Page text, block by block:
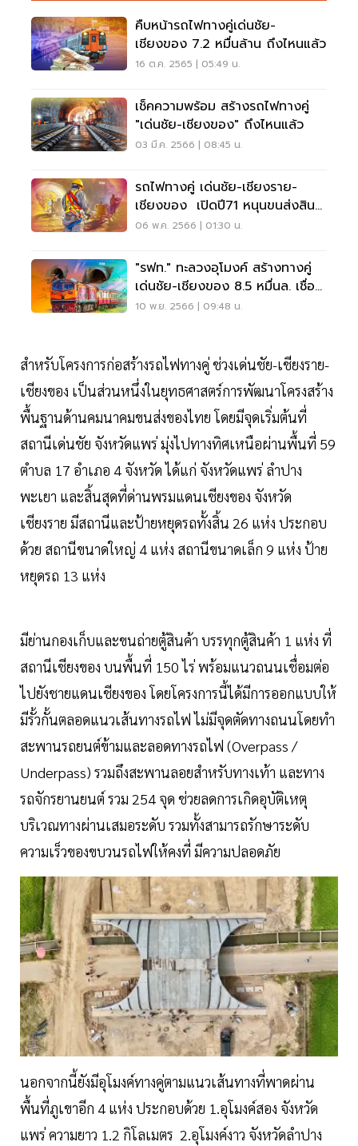
คืบหน้ารถไฟทางคู่เด่นชัย-
เชียงของ 7.2 หมื่นล้าน ถึงไหนแล้ว
16 ต.ค. 2565 | 05:49 น.
เช็คความพร้อม สร้างรถไฟทางคู่
"เด่นชัย-เชียงของ" ถึงไหนแล้ว
03 มี.ค. 2566 | 08:45 น.
รถไฟทางคู่ เด่นชัย-เชียงราย-
เชียงของ เปิดปี71 หนุนขนส่งสิน
ค้าสปป.ลาว-จีน
06 พ.ค. 2566 | 01:30 น.
"รฟท." ทะลวงอุโมงค์ สร้างทางคู่
เด่นชัย-เชียงของ 8.5 หมื่นล. เชื่อม
2 จังหวัด
10 พ.ย. 2566 | 09:48 น.
สำหรับโครงการก่อสร้างรถไฟทางคู่ ช่วงเด่นชัย-เชียงราย-
เชียงของ เป็นส่วนหนึ่งในยุทธศาสตร์การพัฒนาโครงสร้าง
พื้นฐานด้านคมนาคมขนส่งของไทย โดยมีจุดเริ่มต้นที่
สถานีเด่นชัย จังหวัดแพร่ มุ่งไปทางทิศเหนือผ่านพื้นที่ 59
ตำบล 17 อำเภอ 4 จังหวัด ได้แก่ จังหวัดแพร่ ลำปาง
พะเยา และสิ้นสุดที่ด่านพรมแดนเชียงของ จังหวัด
เชียงราย มีสถานีและป้ายหยุดรถทั้งสิ้น 26 แห่ง ประกอบ
ด้วย สถานีขนาดใหญ่ 4 แห่ง สถานีขนาดเล็ก 9 แห่ง ป้าย
หยุดรถ 13 แห่ง
มีย่านกองเก็บและขนถ่ายตู้สินค้า บรรทุกตู้สินค้า 1 แห่ง ที่
สถานีเชียงของ บนพื้นที่ 150 ไร่ พร้อมแนวถนนเชื่อมต่อ
ไปยังชายแดนเชียงของ โดยโครงการนี้ได้มีการออกแบบให้
มีรั้วกั้นตลอดแนวเส้นทางรถไฟ ไม่มีจุดตัดทางถนนโดยทำ
สะพานรถยนต์ข้ามและลอดทางรถไฟ (Overpass /
Underpass) รวมถึงสะพานลอยสำหรับทางเท้า และทาง
รถจักรยานยนต์ รวม 254 จุด ช่วยลดการเกิดอุบัติเหตุ
บริเวณทางผ่านเสมอระดับ รวมทั้งสามารถรักษาระดับ
ความเร็วของขบวนรถไฟให้คงที่ มีความปลอดภัย
นอกจากนี้ยังมีอุโมงค์ทางคู่ตามแนวเส้นทางที่พาดผ่าน
พื้นที่ภูเขาอีก 4 แห่ง ประกอบด้วย 1.อุโมงค์สอง จังหวัด
แพร่ ความยาว 1.2 กิโลเมตร 2.อุโมงค์งาว จังหวัดลำปาง